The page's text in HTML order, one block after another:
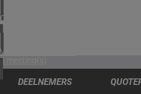
CHILI
1 meeting(s)
VERENIGDE STATEN
4 meeting(s)
DEELNEMERS